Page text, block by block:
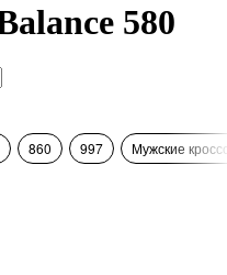
580
860 997 Мужские